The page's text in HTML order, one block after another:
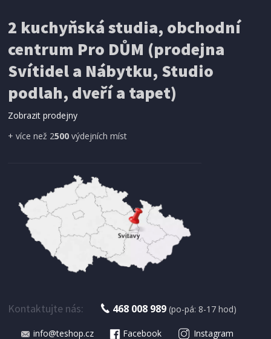
199 Kč Přidat do košíku
SÍŤ PROTI HMYZU
ProGarden KO-CY5910600 Síť proti hmyzu do
dveří magnetická 210 x 100 cm
2 kuchyňská studia, obchodní
centrum Pro DŮM (prodejna
Svítidel a Nábytku, Studio
podlah, dveří a tapet)
Zobrazit prodejny
+ více než 2500 výdejních míst
Kontaktujte nás: 468 008 989 (po-pá: 8-17 hod)
info@teshop.cz Facebook Instagram